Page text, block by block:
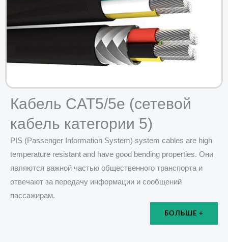
Кабель CAT5/5e (сетевой
кабель категории 5)
PIS (Passenger Information System) system cables are high
temperature resistant and have good bending properties. Они
являются важной частью общественного транспорта и
отвечают за передачу информации и сообщений
пассажирам.
БОЛЬШЕ +